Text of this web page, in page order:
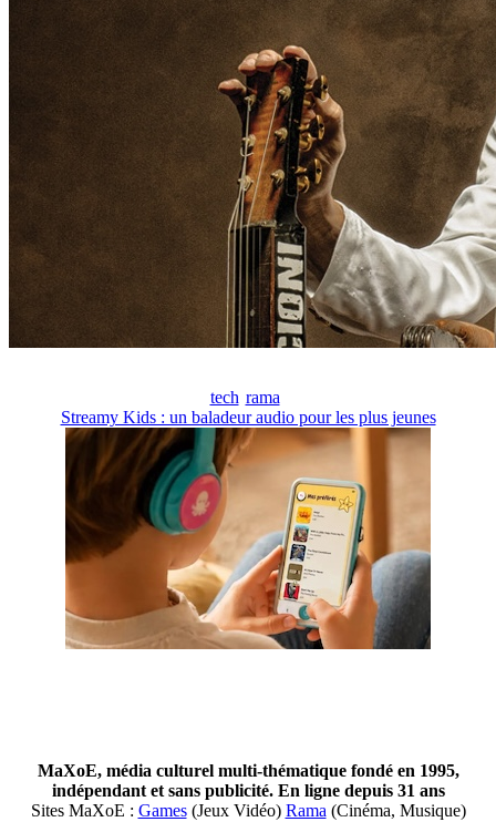
tech rama
Streamy Kids : un baladeur audio pour les plus jeunes
MaXoE, média culturel multi-thématique fondé en 1995,
indépendant et sans publicité. En ligne depuis 31 ans
Sites MaXoE : Games(Jeux Vidéo) Rama (Cinéma, Musique)